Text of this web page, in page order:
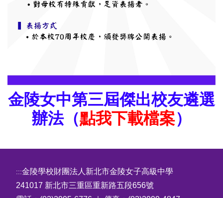
金陵女中第三屆傑出校友遴選
辦法（點我下載檔案）
:::金陵學校財團法人新北市金陵女子高級中學
241017 新北市三重區重新路五段656號